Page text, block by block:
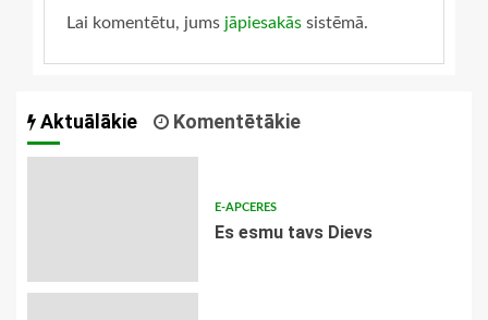
Lai komentētu, jums jāpiesakās sistēmā.
Aktuālākie Komentētākie
E-APCERES
Es esmu tavs Dievs